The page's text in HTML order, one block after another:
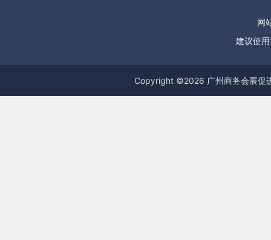
网
建议使
Copyright ©2026 广州商务会展